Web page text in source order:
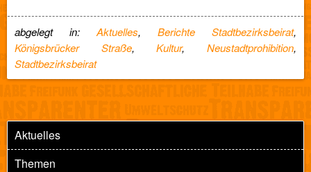
abgelegt in: Aktuelles, Berichte Stadtbezirksbeirat,
Königsbrücker Straße,Kultur,Neustadtprohibition,
Stadtbezirksbeirat
Aktuelles
Themen